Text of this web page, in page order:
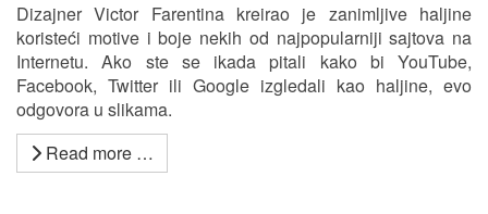
Dizajner Victor Farentina kreirao je zanimljive haljine
koristeći motive i boje nekih od najpopularniji sajtova na
Internetu. Ako ste se ikada pitali kako bi YouTube,
Facebook, Twitter ili Google izgledali kao haljine, evo
odgovora u slikama.
Read more …